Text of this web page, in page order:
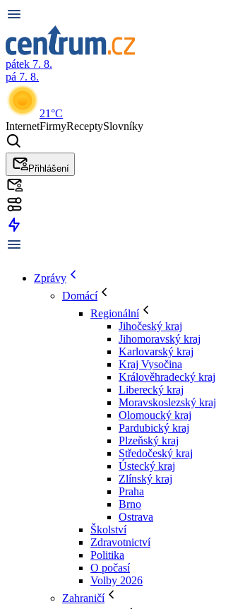
pátek 7. 8.
pá 7. 8.
21°C
InternetFirmyReceptySlovníky
Přihlášení
Zprávy
Domácí
Regionální
Jihočeský kraj
Jihomoravský kraj
Karlovarský kraj
Kraj Vysočina
Králověhradecký kraj
Liberecký kraj
Moravskoslezský kraj
Olomoucký kraj
Pardubický kraj
Plzeňský kraj
Středočeský kraj
Ústecký kraj
Zlínský kraj
Praha
Brno
Ostrava
Školství
Zdravotnictví
Politika
O počasí
Volby 2026
Zahraničí